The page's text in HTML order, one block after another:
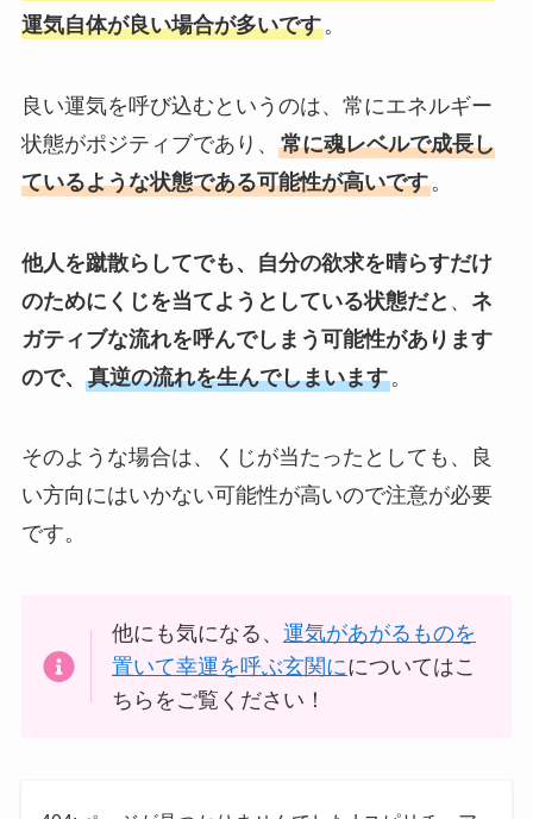
運気自体が良い場合が多いです。
良い運気を呼び込むというのは、常にエネルギー
状態がポジティブであり、 常に魂レベルで成長し
ているような状態である可能性が高いです。
他人を蹴散らしてでも、自分の欲求を晴らすだけ
のためにくじを当てようとしている状態だと 、 ネ
ガティブな流れを呼んでしまう可能性があります
ので、 真逆の流れを生んでしまいます。
そのような場合は、くじが当たったとしても、良
い方向にはいかない可能性が高いので注意が必要
です。
他にも気になる、運気があがるものを
置いて幸運を呼ぶ玄関にについてはこ
ちらをご覧ください！